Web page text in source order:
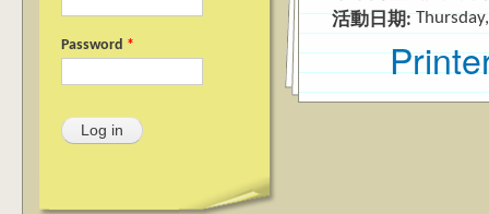
Password *
活動日期: